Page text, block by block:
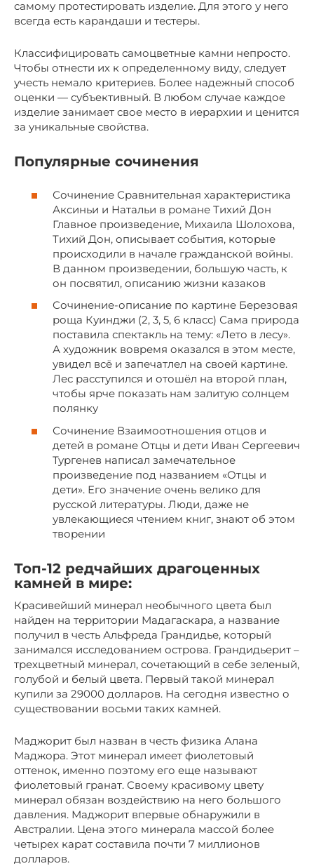
самому протестировать изделие. Для этого у него
всегда есть карандаши и тестеры.
Классифицировать самоцветные камни непросто.
Чтобы отнести их к определенному виду, следует
учесть немало критериев. Более надежный способ
оценки — субъективный. В любом случае каждое
изделие занимает свое место в иерархии и ценится
за уникальные свойства.
Популярные сочинения
Сочинение Сравнительная характеристика
Аксиньи и Натальи в романе Тихий Дон
Главное произведение, Михаила Шолохова,
Тихий Дон, описывает события, которые
происходили в начале гражданской войны.
В данном произведении, большую часть, к
он посвятил, описанию жизни казаков
Сочинение-описание по картине Березовая
роща Куинджи (2, 3, 5, 6 класс) Сама природа
поставила спектакль на тему: «Лето в лесу».
А художник вовремя оказался в этом месте,
увидел всё и запечатлел на своей картине.
Лес расступился и отошёл на второй план,
чтобы ярче показать нам залитую солнцем
полянку
Сочинение Взаимоотношения отцов и
детей в романе Отцы и дети Иван Сергеевич
Тургенев написал замечательное
произведение под названием «Отцы и
дети». Его значение очень велико для
русской литературы. Люди, даже не
увлекающиеся чтением книг, знают об этом
творении
Топ-12 редчайших драгоценных
камней в мире:
Красивейший минерал необычного цвета был
найден на территории Мадагаскара, а название
получил в честь Альфреда Грандидье, который
занимался исследованием острова. Грандидьерит –
трехцветный минерал, сочетающий в себе зеленый,
голубой и белый цвета. Первый такой минерал
купили за 29000 долларов. На сегодня известно о
существовании восьми таких камней.
Маджорит был назван в честь физика Алана
Маджора. Этот минерал имеет фиолетовый
оттенок, именно поэтому его еще называют
фиолетовый гранат. Своему красивому цвету
минерал обязан воздействию на него большого
давления. Маджорит впервые обнаружили в
Австралии. Цена этого минерала массой более
четырех карат составила почти 7 миллионов
долларов.